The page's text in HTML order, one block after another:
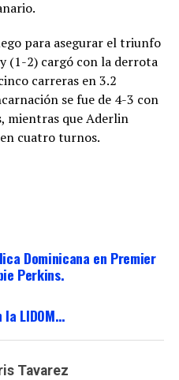
para asegurar el triunfo
(1-2) cargó con la derrota
carreras en 3.2
se fue de 4-3 con
mientras que Aderlin
cuatro turnos.
Dominicana en Premier
Perkins.
LIDOM…
Tavarez